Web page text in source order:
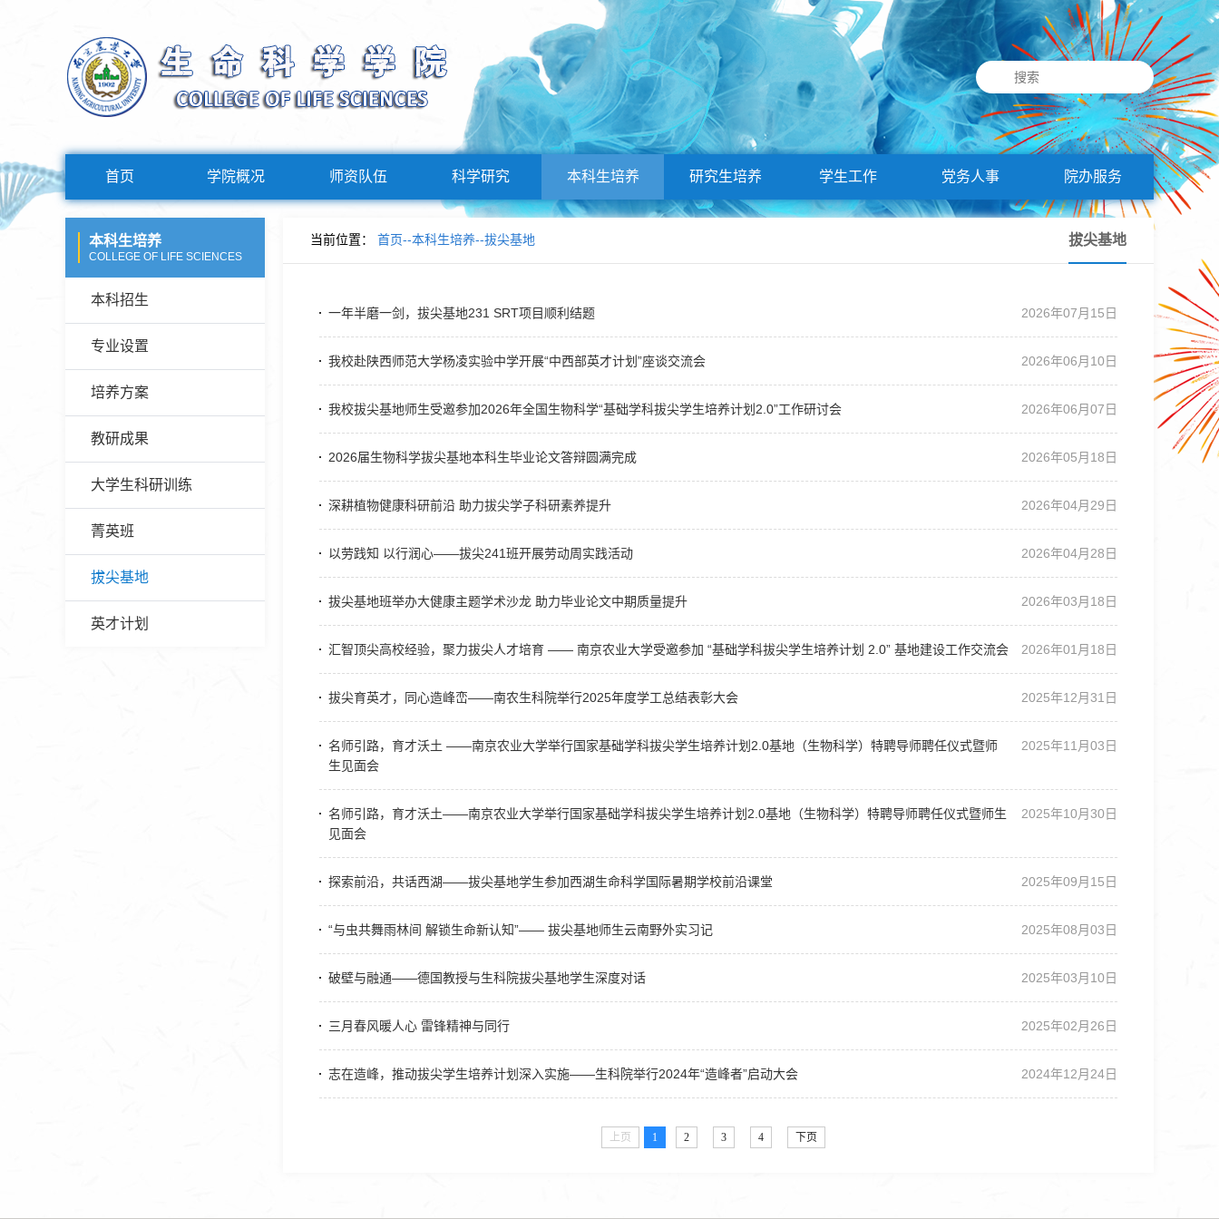
首页 学院概况 师资队伍 科学研究 本科生培养 研究生培养 学生工作 党务人事 院办服务
本科生培养
COLLEGE OF LIFE SCIENCES
本科招生
专业设置
培养方案
教研成果
大学生科研训练
菁英班
拔尖基地
英才计划
当前位置： 首页--本科生培养--拔尖基地 拔尖基地
一年半磨一剑，拔尖基地231 SRT项目顺利结题 2026年07月15日
我校赴陕西师范大学杨凌实验中学开展“中西部英才计划”座谈交流会 2026年06月10日
我校拔尖基地师生受邀参加2026年全国生物科学“基础学科拔尖学生培养计划2.0”工作研讨会 2026年06月07日
2026届生物科学拔尖基地本科生毕业论文答辩圆满完成 2026年05月18日
深耕植物健康科研前沿 助力拔尖学子科研素养提升 2026年04月29日
以劳践知 以行润心——拔尖241班开展劳动周实践活动 2026年04月28日
拔尖基地班举办大健康主题学术沙龙 助力毕业论文中期质量提升 2026年03月18日
汇智顶尖高校经验，聚力拔尖人才培育 —— 南京农业大学受邀参加 “基础学科拔尖学生培养计划 2.0” 基地建设工作交流会 2026年01月18日
拔尖育英才，同心造峰峦——南农生科院举行2025年度学工总结表彰大会 2025年12月31日
名师引路，育才沃土 ——南京农业大学举行国家基础学科拔尖学生培养计划2.0基地（生物科学）特聘导师聘任仪式暨师
生见面会
2025年11月03日
名师引路，育才沃土——南京农业大学举行国家基础学科拔尖学生培养计划2.0基地（生物科学）特聘导师聘任仪式暨师生
见面会
2025年10月30日
探索前沿，共话西湖——拔尖基地学生参加西湖生命科学国际暑期学校前沿课堂 2025年09月15日
“与虫共舞雨林间 解锁生命新认知”—— 拔尖基地师生云南野外实习记 2025年08月03日
破壁与融通——德国教授与生科院拔尖基地学生深度对话 2025年03月10日
三月春风暖人心 雷锋精神与同行 2025年02月26日
志在造峰，推动拔尖学生培养计划深入实施——生科院举行2024年“造峰者”启动大会 2024年12月24日
上页 1 2 3 4 下页